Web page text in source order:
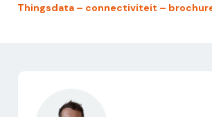
Thingsdata – connectiviteit –